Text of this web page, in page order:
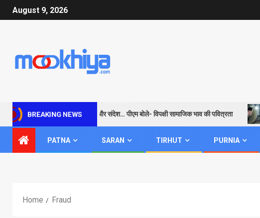
August 9, 2026
BREAKING NEWS
राम के जरिए विपक्ष को सबक और संदेश… पीएम बोले- विपक्षी सामाजिक भाव की पवित्रता
PATNA SARAN TIRHUT PURNIA
Home Fraud